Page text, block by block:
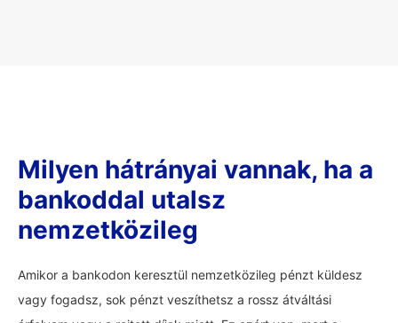
Milyen hátrányai vannak, ha a
bankoddal utalsz
nemzetközileg
Amikor a bankodon keresztül nemzetközileg pénzt küldesz
vagy fogadsz, sok pénzt veszíthetsz a rossz átváltási